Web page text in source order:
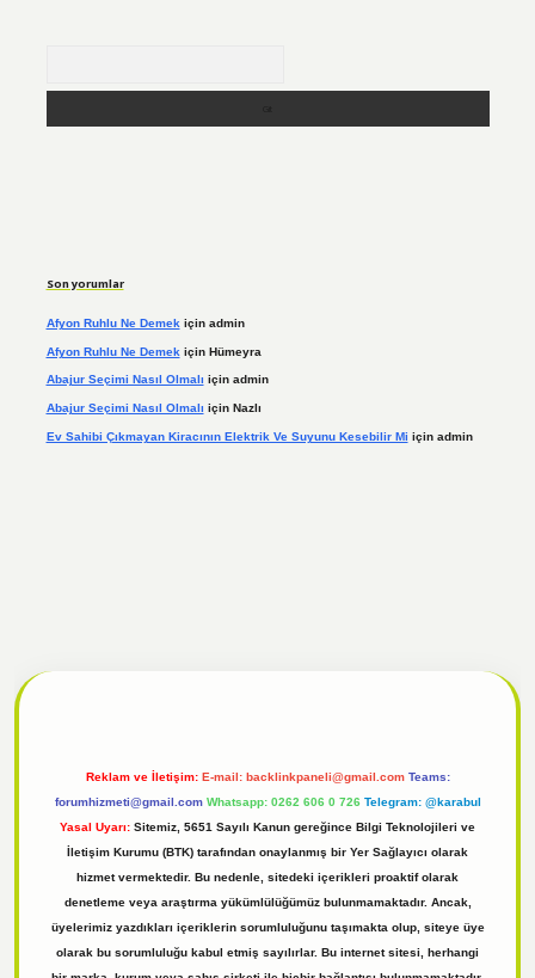
Son yorumlar
Afyon Ruhlu Ne Demek için admin
Afyon Ruhlu Ne Demek için Hümeyra
Abajur Seçimi Nasıl Olmalı için admin
Abajur Seçimi Nasıl Olmalı için Nazlı
Ev Sahibi Çıkmayan Kiracının Elektrik Ve Suyunu Kesebilir Mi için admin
Reklam ve İletişim: E-mail: backlinkpaneli@gmail.com Teams:
forumhizmeti@gmail.com Whatsapp: 0262 606 0 726 Telegram: @karabul
Yasal Uyarı: Sitemiz, 5651 Sayılı Kanun gereğince Bilgi Teknolojileri ve
İletişim Kurumu (BTK) tarafından onaylanmış bir Yer Sağlayıcı olarak
hizmet vermektedir. Bu nedenle, sitedeki içerikleri proaktif olarak
denetleme veya araştırma yükümlülüğümüz bulunmamaktadır. Ancak,
üyelerimiz yazdıkları içeriklerin sorumluluğunu taşımakta olup, siteye üye
olarak bu sorumluluğu kabul etmiş sayılırlar. Bu internet sitesi, herhangi